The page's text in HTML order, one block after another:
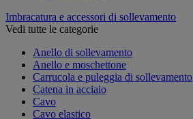
Imbracatura e accessori di sollevamento
Vedi tutte le categorie
Anello di sollevamento
Anello e moschettone
Carrucola e puleggia di sollevamento
Catena in acciaio
Cavo
Cavo elastico